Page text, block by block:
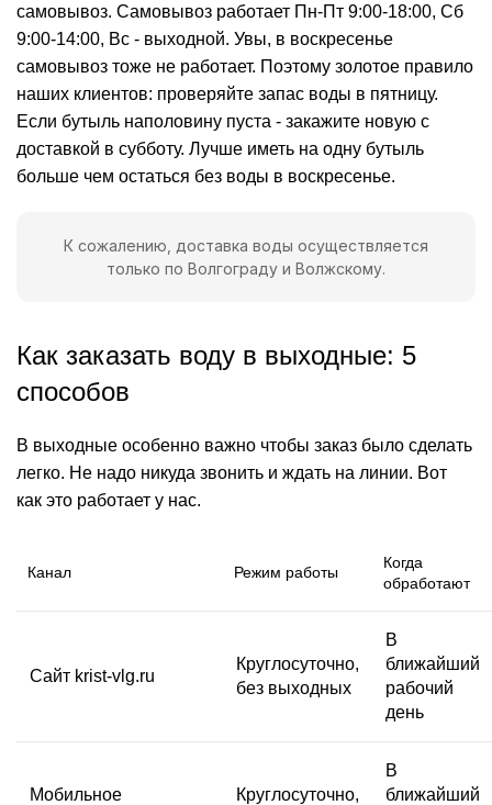
самовывоз. Самовывоз работает Пн-Пт 9:00-18:00, Сб
9:00-14:00, Вс - выходной. Увы, в воскресенье
самовывоз тоже не работает. Поэтому золотое правило
наших клиентов: проверяйте запас воды в пятницу.
Если бутыль наполовину пуста - закажите новую с
доставкой в субботу. Лучше иметь на одну бутыль
больше чем остаться без воды в воскресенье.
К сожалению, доставка воды осуществляется
только по Волгограду и Волжскому.
Как заказать воду в выходные: 5
способов
В выходные особенно важно чтобы заказ было сделать
легко. Не надо никуда звонить и ждать на линии. Вот
как это работает у нас.
Канал Режим работы
Когда
обработают
Сайт krist-vlg.ru
Круглосуточно,
без выходных
В
ближайший
рабочий
день
Мобильное
Круглосуточно,
В
ближайший